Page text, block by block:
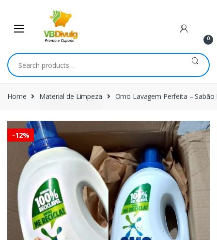
navigation
content
0
Search
for:
Home Material de Limpeza Omo Lavagem Perfeita –
-12%